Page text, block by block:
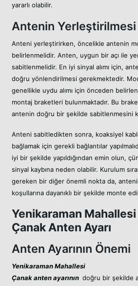
yararlı olabilir.
Antenin Yerleştirilmesi
Anteni yerleştirirken, öncelikle antenin
belirlenmelidir. Anten, uygun bir açı ile
sabitlenmelidir. En iyi sinyal alımı için,
doğru yönlendirilmesi gerekmektedir.
genellikle uydu alımı için önceden
montaj braketleri bulunmaktadır. Bu
antenin doğru bir şekilde sabitlenmesini
Anteni sabitledikten sonra, koaksiyel
bağlamak için gerekli bağlantılar
iyi bir şekilde yapıldığından emin olun,
sinyal kaybına neden olabilir. Kurulum
gereken bir diğer önemli nokta da,
koşullarına dayanıklı bir şekilde monte
Yenikaraman Mahallesi
Çanak Anten Ayarı
Anten Ayarının Önemi
Yenikaraman Mahallesi
Çanak anten ayarının doğru bir şekilde